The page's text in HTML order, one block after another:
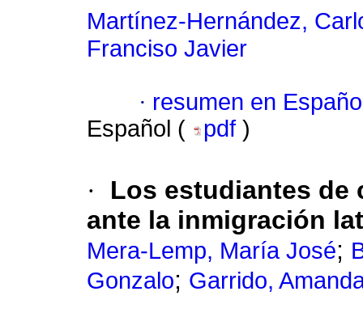
Martínez-Hernández,
Franciso Javier
· resumen en
Español (
pdf )
·
Los estudiantes de
ante la inmigración
Mera-Lemp, María José;
Gonzalo; Garrido,